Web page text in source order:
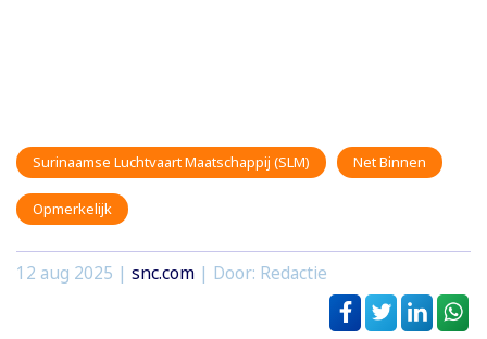
Surinaamse Luchtvaart Maatschappij (SLM) Net Binnen
Opmerkelijk
12 aug 2025 | snc.com | Door: Redactie